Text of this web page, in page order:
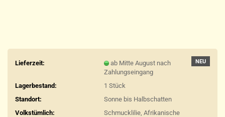
NEU
Lieferzeit:
ab Mitte August nach
Zahlungseingang
Lagerbestand:
1 Stück
Standort:
Sonne bis Halbschatten
Volkstümlich:
Schmucklilie, Afrikanische